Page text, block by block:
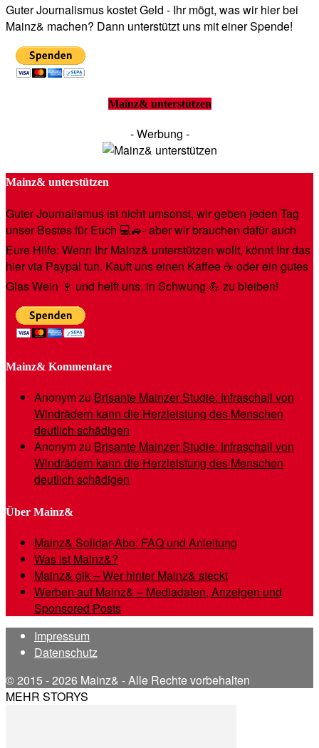
Guter Journalismus kostet Geld - Ihr mögt, was wir hier bei
Mainz& machen? Dann unterstützt uns mit einer Spende!
Mainz& unterstützen
- Werbung -
Mainz& unterstützen
Guter Journalismus ist nicht umsonst, wir geben jeden Tag
unser Bestes für Euch 💻🚙- aber wir brauchen dafür auch
Eure Hilfe: Wenn Ihr Mainz& unterstützen wollt, könnt Ihr das
hier via Paypal tun. Kauft uns einen Kaffee ☕️ oder ein gutes
Glas Wein 🍷 und helft uns, in Schwung 💪 zu bleiben!
Mainz& Kommentare
Anonymzu Brisante Mainzer Studie: Infraschall von
Windrädern kann die Herzleistung des Menschen
deutlich schädigen
Anonymzu Brisante Mainzer Studie: Infraschall von
Windrädern kann die Herzleistung des Menschen
deutlich schädigen
Über Mainz&
Mainz& Solidar-Abo: FAQ und Anleitung
Was ist Mainz&?
Mainz& gik – Wer hinter Mainz& steckt
Werben auf Mainz& – Mediadaten, Anzeigen und
Sponsored Posts
Impressum
Datenschutz
© 2015 - 2026 Mainz& - Alle Rechte vorbehalten
MEHR STORYS